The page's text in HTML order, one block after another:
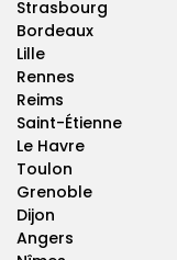
Strasbourg
Bordeaux
Lille
Rennes
Reims
Saint-Étienne
Le Havre
Toulon
Grenoble
Dijon
Angers